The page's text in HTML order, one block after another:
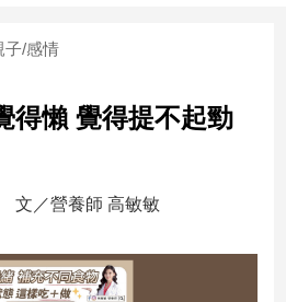
子/感情
得懶 覺得提不起勁
文／營養師 高敏敏